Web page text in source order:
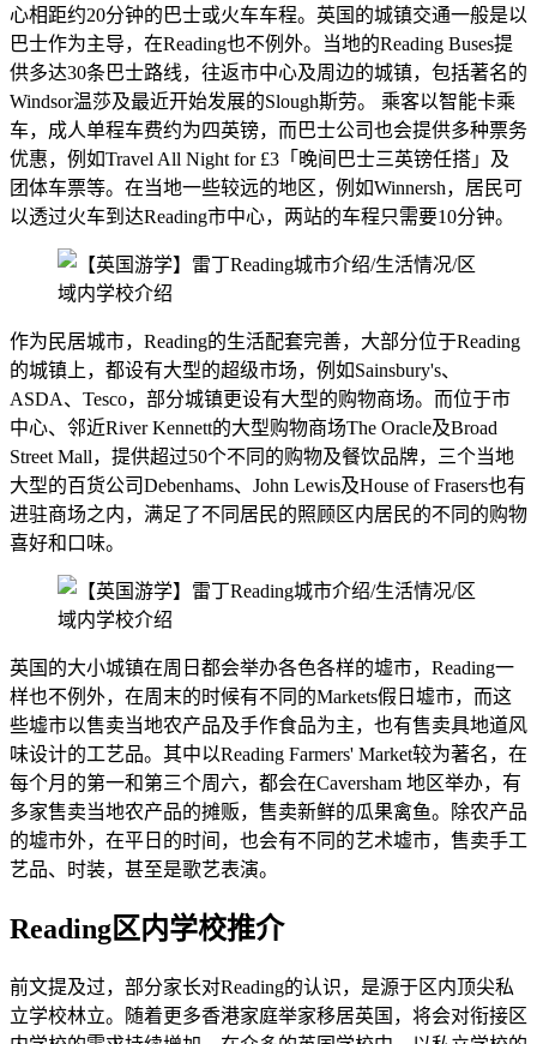
心相距约20分钟的巴士或火车车程。英国的城镇交通一般是以
巴士作为主导，在Reading也不例外。当地的Reading Buses提
供多达30条巴士路线，往返市中心及周边的城镇，包括著名的
Windsor温莎及最近开始发展的Slough斯劳。 乘客以智能卡乘
车，成人单程车费约为四英镑，而巴士公司也会提供多种票务
优惠，例如Travel All Night for £3「晚间巴士三英镑任搭」及
团体车票等。在当地一些较远的地区，例如Winnersh，居民可
以透过火车到达Reading市中心，两站的车程只需要10分钟。
作为民居城市，Reading的生活配套完善，大部分位于Reading
的城镇上，都设有大型的超级市场，例如Sainsbury's、
ASDA、Tesco，部分城镇更设有大型的购物商场。而位于市
中心、邻近River Kennett的大型购物商场The Oracle及Broad
Street Mall，提供超过50个不同的购物及餐饮品牌，三个当地
大型的百货公司Debenhams、John Lewis及House of Frasers也有
进驻商场之内，满足了不同居民的照顾区内居民的不同的购物
喜好和口味。
英国的大小城镇在周日都会举办各色各样的墟市，Reading一
样也不例外，在周末的时候有不同的Markets假日墟市，而这
些墟市以售卖当地农产品及手作食品为主，也有售卖具地道风
味设计的工艺品。其中以Reading Farmers' Market较为著名，在
每个月的第一和第三个周六，都会在Caversham 地区举办，有
多家售卖当地农产品的摊贩，售卖新鲜的瓜果禽鱼。除农产品
的墟市外，在平日的时间，也会有不同的艺术墟市，售卖手工
艺品、时装，甚至是歌艺表演。
Reading区内学校推介
前文提及过，部分家长对Reading的认识，是源于区内顶尖私
立学校林立。随着更多香港家庭举家移居英国，将会对衔接区